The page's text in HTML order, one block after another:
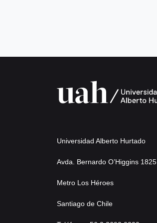
Universidad Alberto Hurtado
Avda. Bernardo O’Higgins 1825
Metro Los Héroes
Santiago de Chile